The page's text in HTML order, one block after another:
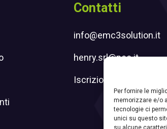
Per fornire le
memorizzare e/o
tecnologie ci
unici su questo
su alcune
Contatti
info@emc3solution.it
henry.srl@pec.it
Iscrizione newsletter